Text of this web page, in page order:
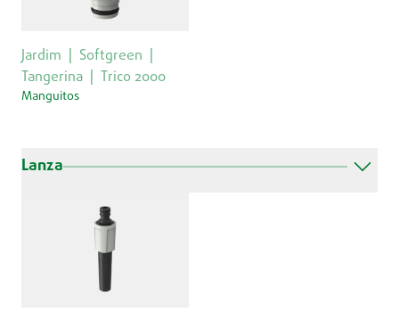
Jardim
Softgreen
Tangerina
Trico 2000
Manguitos
Lanza